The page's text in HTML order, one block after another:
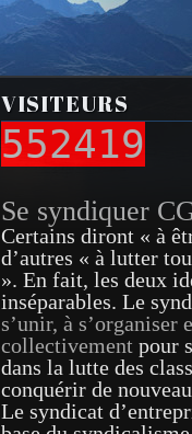
VISITEURS
552419
Se syndiquer
Certains diront « à
d’autres « à lutter
». En fait, les deux
inséparables. Le
s’unir, à s’organiser
collectivement pour
dans la lutte des
conquérir de
Le syndicat